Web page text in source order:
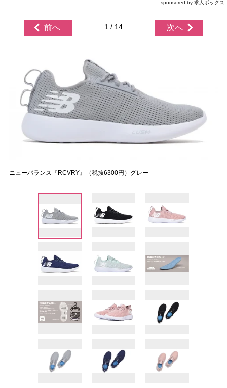
sponsored by 求人ボックス
前へ 1 / 14 次へ
ニューバランス『RCVRY』（税抜6300円）グレー